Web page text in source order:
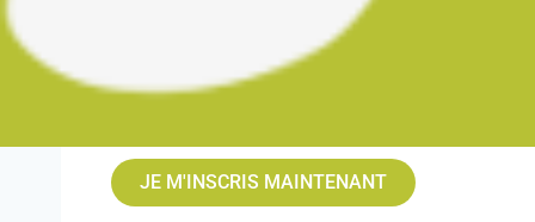
JE M'INSCRIS MAINTENANT